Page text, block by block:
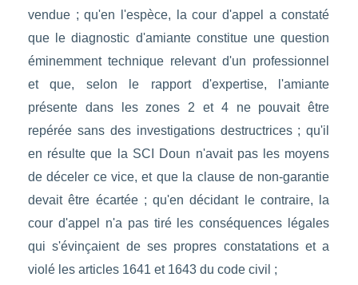
vendue ; qu'en l'espèce, la cour d'appel a constaté
que le diagnostic d'amiante constitue une question
éminemment technique relevant d'un professionnel
et que, selon le rapport d'expertise, l'amiante
présente dans les zones 2 et 4 ne pouvait être
repérée sans des investigations destructrices ; qu'il
en résulte que la SCI Doun n'avait pas les moyens
de déceler ce vice, et que la clause de non-garantie
devait être écartée ; qu'en décidant le contraire, la
cour d'appel n'a pas tiré les conséquences légales
qui s'évinçaient de ses propres constatations et a
violé les articles 1641 et 1643 du code civil ;